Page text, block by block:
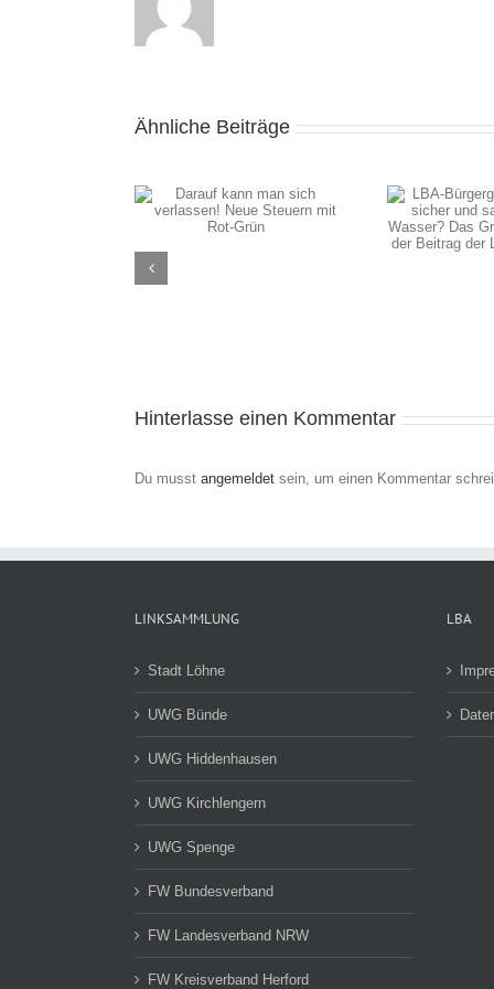
Ähnliche Beiträge
LBA-Bürgergespräch:
„Wie sicher und sauber
ist unser Wasser? Das
Hinterlasse einen Kommentar
Du musst angemeldet sein, um einen Kommentar
LINKSAMMLUNG
Stadt Löhne
UWG Bünde
UWG Hiddenhausen
UWG Kirchlengern
UWG Spenge
FW Bundesverband
FW Landesverband NRW
FW Kreisverband Herford
LBA